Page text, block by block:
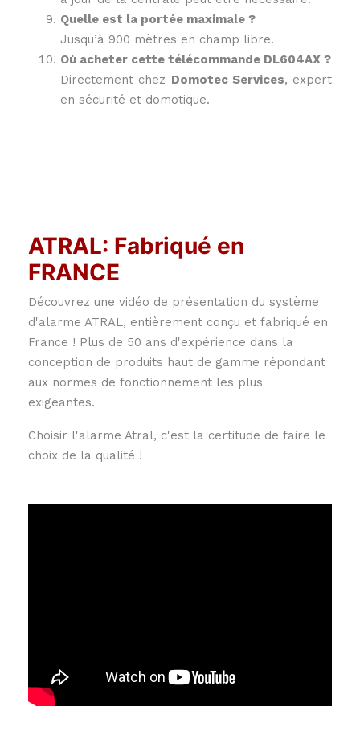
Quelle est la portée maximale ?
Jusqu’à 900 mètres en champ libre.
Où acheter cette télécommande DL604AX ?
Directement chez Domotec Services, expert
en sécurité et domotique.
ATRAL: Fabriqué en
FRANCE
Découvrez une vidéo de présentation du système
d'alarme ATRAL, entièrement conçu et fabriqué en
France ! Plus de 50 ans d'expérience dans la
conception de produits haut de gamme répondant
aux normes de fonctionnement les plus
exigeantes.
Choisir l'alarme Atral, c'est la certitude de faire le
choix de la qualité !